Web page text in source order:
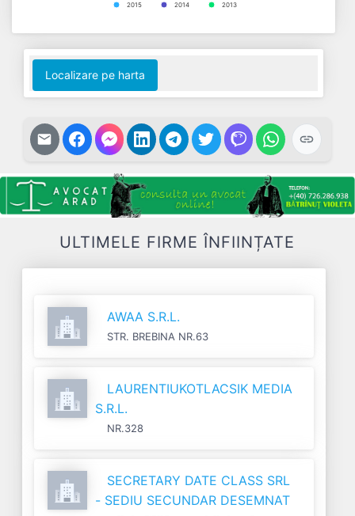
2015 2014 2013
End of interactive chart.
Localizare pe harta
ULTIMELE FIRME ÎNFIINȚATE
AWAA S.R.L.
STR. BREBINA NR.63
LAURENTIUKOTLACSIK MEDIA
S.R.L.
NR.328
SECRETARY DATE CLASS SRL
- SEDIU SECUNDAR DESEMNAT